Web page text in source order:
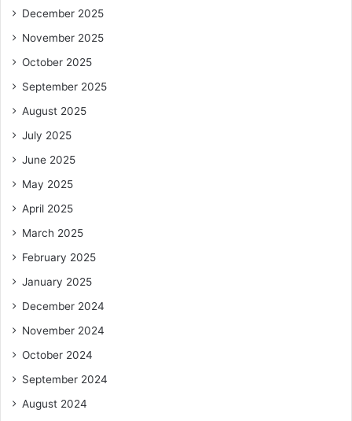
December 2025
November 2025
October 2025
September 2025
August 2025
July 2025
June 2025
May 2025
April 2025
March 2025
February 2025
January 2025
December 2024
November 2024
October 2024
September 2024
August 2024